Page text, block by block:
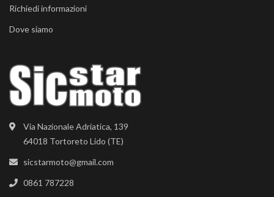
Via Nazionale Adriatica, 139
64018 Tortoreto Lido (TE)
sicstarmoto@gmail.com
0861 787228
Richiedi informazioni
Dove siamo